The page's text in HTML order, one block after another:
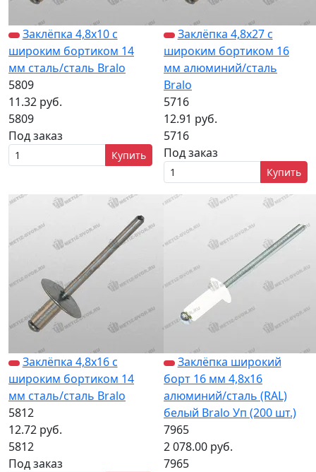
Заклёпка 4,8х10 с
широким бортиком 14
мм сталь/сталь Bralo
5809
11.32 руб.
5809
Под заказ
Купить
Заклёпка 4,8х27 с
широким бортиком 16
мм алюминий/сталь
Bralo
5716
12.91 руб.
5716
Под заказ
Купить
Заклёпка 4,8х16 с
широким бортиком 14
мм сталь/сталь Bralo
5812
12.72 руб.
5812
Под заказ
Заклёпка широкий
борт 16 мм 4,8х16
алюминий/сталь (RAL)
белый Bralo Уп (200 шт.)
7965
2 078.00 руб.
7965